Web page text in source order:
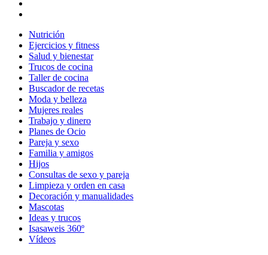
Nutrición
Ejercicios y fitness
Salud y bienestar
Trucos de cocina
Taller de cocina
Buscador de recetas
Moda y belleza
Mujeres reales
Trabajo y dinero
Planes de Ocio
Pareja y sexo
Familia y amigos
Hijos
Consultas de sexo y pareja
Limpieza y orden en casa
Decoración y manualidades
Mascotas
Ideas y trucos
Isasaweis 360º
Vídeos